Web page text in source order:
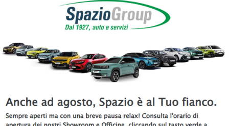
Nuovo
Lexus LBX
con 3 tagliandi INCLUSI!
Valida fino al31 Agosto 2026
Scopri di più